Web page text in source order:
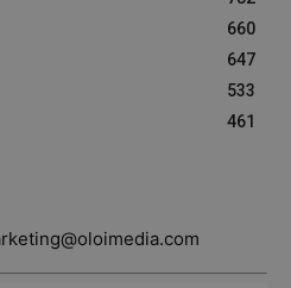
660
647
533
461